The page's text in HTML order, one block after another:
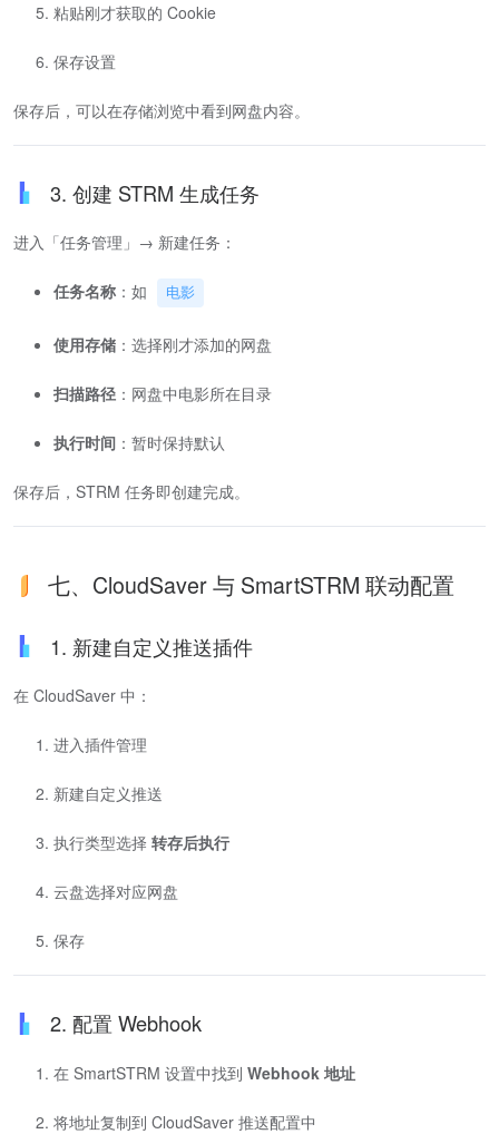
粘贴刚才获取的 Cookie
保存设置
保存后，可以在存储浏览中看到网盘内容。
3. 创建 STRM 生成任务
进入「任务管理」→ 新建任务：
任务名称 ：如 电影
使用存储 ：选择刚才添加的网盘
扫描路径 ：网盘中电影所在目录
执行时间 ：暂时保持默认
保存后，STRM 任务即创建完成。
七、CloudSaver 与 SmartSTRM 联动配置
1. 新建自定义推送插件
在 CloudSaver 中：
进入插件管理
新建自定义推送
执行类型选择 转存后执行
云盘选择对应网盘
保存
2. 配置 Webhook
在 SmartSTRM 设置中找到 Webhook 地址
将地址复制到 CloudSaver 推送配置中